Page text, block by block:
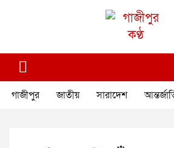
গাজীপুর কণ্ঠ
গাজীপুর জাতীয় সারাদেশ